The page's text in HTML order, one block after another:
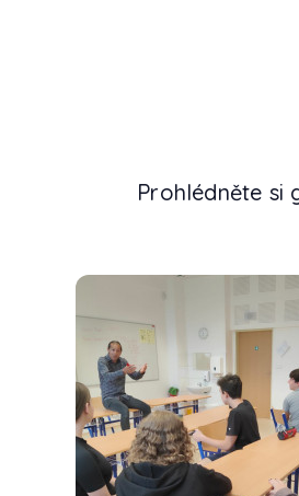
Prohlédněte si